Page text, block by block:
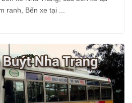
ranh, Bến xe tại ...